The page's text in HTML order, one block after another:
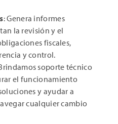
: Genera informes
la revisión y el
fiscales,
y control.
soporte técnico
el funcionamiento
y ayudar a
cualquier cambio